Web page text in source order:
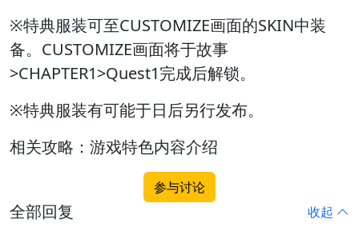
※特典服装可至CUSTOMIZE画面的SKIN中装
备。CUSTOMIZE画面将于故事
>CHAPTER1>Quest1完成后解锁。
※特典服装有可能于日后另行发布。
相关攻略：游戏特色内容介绍
参与讨论
全部回复 收起